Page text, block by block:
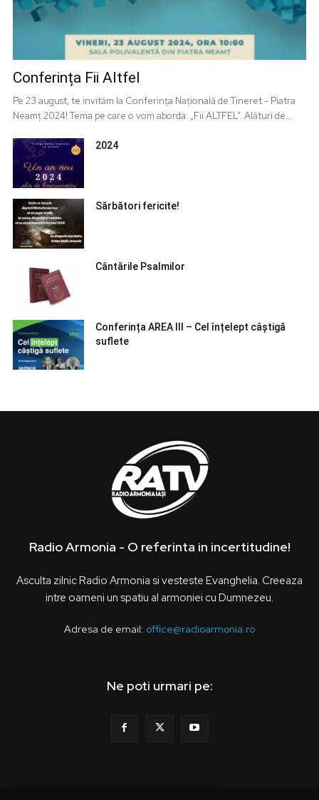
Conferința Fii Altfel
Pe 23 august, te invităm la Conferința Națională de Tineret - Piatra
Neamț 2024! Tema pe care o vom aborda: „Fii ALTFEL”. Alături de...
2024
Sărbători fericite!
Cântările Psalmilor
Conferința AREA III – Cel înțelept câștigă
suflete
Radio Armonia - O referinta in incertitudine!
Asculta zilnic Radio Armonia si vesteste Evanghelia. Creeaza
intre oameni un spatiu al armoniei cu Dumnezeu.
Adresa de email: office@radioarmonia.ro
Ne poti urmari pe: